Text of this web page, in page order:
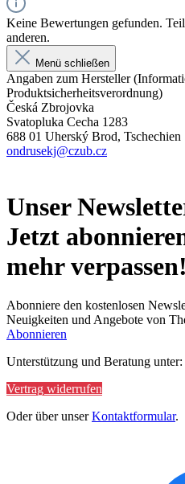
Keine Bewertungen gefunden.
anderen.
Menü schließen
Angaben zum Hersteller
Produktsicherheitsverordnung)
Česká Zbrojovka
Svatopluka Cecha 1283
688 01 Uherský Brod, Tschechien
ondrusekj@czub.cz
Unser
Jetzt
mehr verpassen!
Abonniere den kostenlosen
Neuigkeiten und Angebote von
Abonnieren
Unterstützung und Beratung
Vertrag widerrufen
Oder über unserKontaktformular.